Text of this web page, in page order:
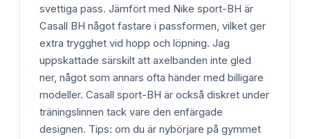
svettiga pass. Jämfört med Nike sport-BH är
Casall BH något fastare i passformen, vilket ger
extra trygghet vid hopp och löpning. Jag
uppskattade särskilt att axelbanden inte gled
ner, något som annars ofta händer med billigare
modeller. Casall sport-BH är också diskret under
träningslinnen tack vare den enfärgade
designen. Tips: om du är nybörjare på gymmet